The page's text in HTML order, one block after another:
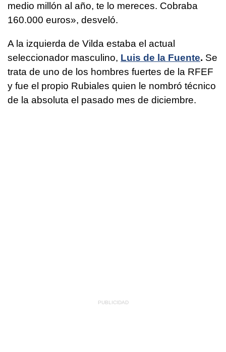
medio millón al año, te lo mereces. Cobraba
160.000 euros», desveló.
A la izquierda de Vilda estaba el actual
seleccionador masculino, Luis de la Fuente. Se
trata de uno de los hombres fuertes de la RFEF
y fue el propio Rubiales quien le nombró técnico
de la absoluta el pasado mes de diciembre.